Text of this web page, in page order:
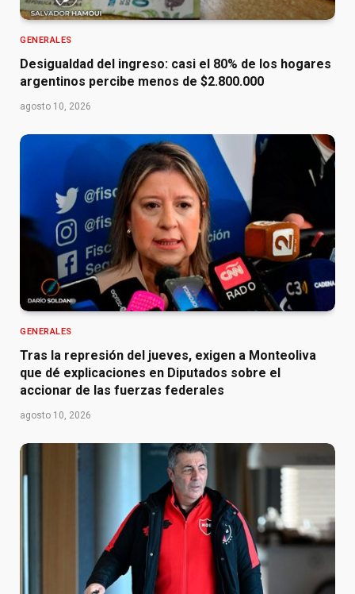
GENERALES
Desigualdad del ingreso: casi el 80% de los hogares
argentinos percibe menos de $2.800.000
agosto 10, 2026
GENERALES
Tras la represión del jueves, exigen a Monteoliva
que dé explicaciones en Diputados sobre el
accionar de las fuerzas federales
agosto 10, 2026